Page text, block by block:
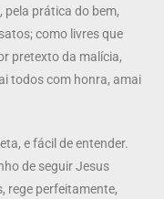
pela prática do bem,
como livres que
pretexto da malícia,
todos com honra, amai
e fácil de entender.
de seguir Jesus
rege perfeitamente,